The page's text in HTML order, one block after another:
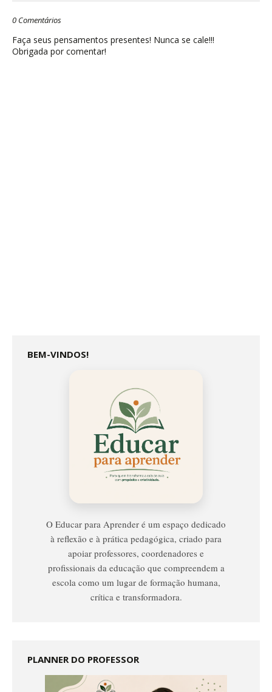
0 Comentários
Faça seus pensamentos presentes! Nunca se cale!!!
Obrigada por comentar!
BEM-VINDOS!
Educar
Para
O Educar para Aprender é um espaço dedicado
à reflexão e à prática pedagógica, criado para
apoiar professores, coordenadores e
profissionais da educação que compreendem a
escola como um lugar de formação humana,
crítica e transformadora.
PLANNER DO PROFESSOR